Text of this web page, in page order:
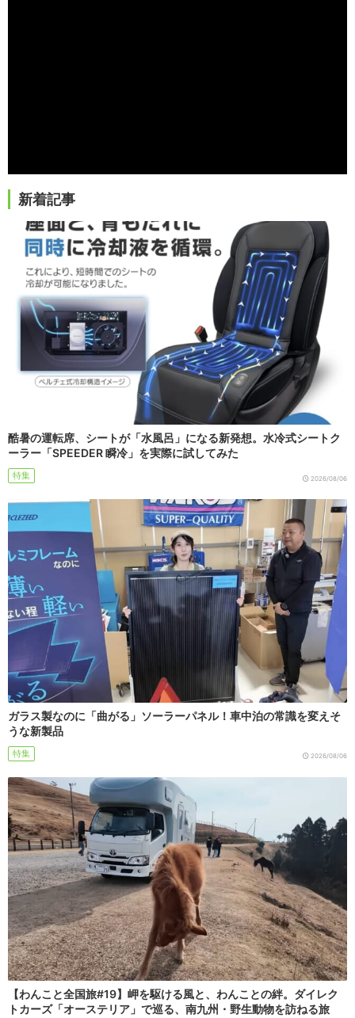
新着記事
酷暑の運転席、シートが「水風呂」になる新発想。水冷式シートク
ーラー「SPEEDER 瞬冷」を実際に試してみた
特集 2026/08/06
ガラス製なのに「曲がる」ソーラーパネル！車中泊の常識を変えそ
うな新製品
特集 2026/08/06
【わんこと全国旅#19】岬を駆ける風と、わんことの絆。ダイレク
トカーズ「オーステリア」で巡る、南九州・野生動物を訪ねる旅